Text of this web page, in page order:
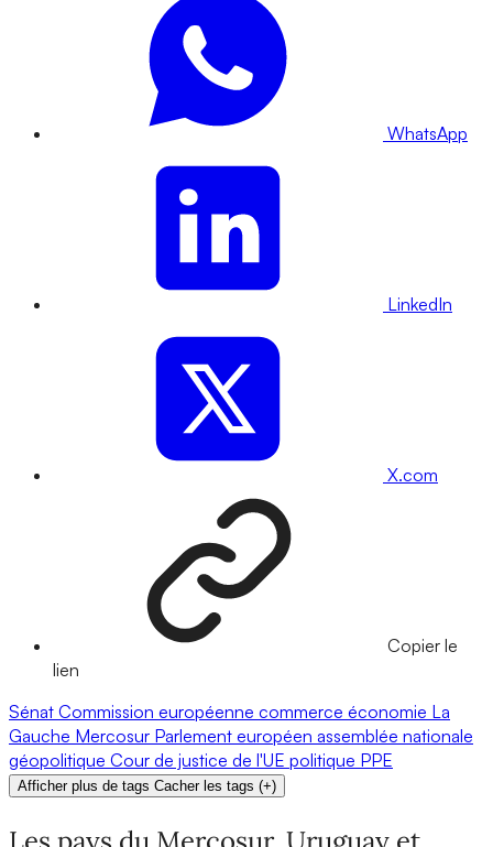
WhatsApp
LinkedIn
X.com
Copier le
lien
Sénat Commission européenne commerce économie La
Gauche Mercosur Parlement européen assemblée nationale
géopolitique Cour de justice de l'UE politique PPE
Afficher plus de tags Cacher les tags (+)